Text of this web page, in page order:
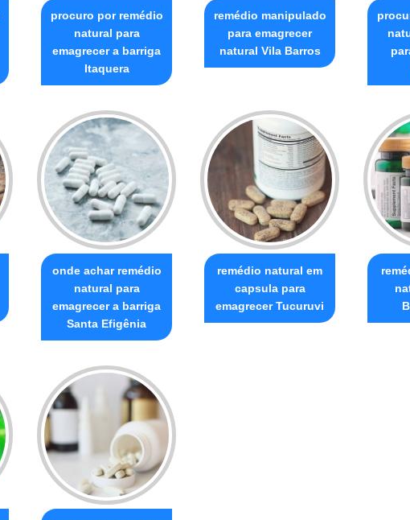
procuro por remédio
natural para
emagrecer a barriga
Itaquera
remédio manipulado
para emagrecer
natural Vila Barros
onde achar remédio
natural para
emagrecer a barriga
Santa Efigênia
remédio natural em
capsula para
emagrecer Tucuruvi